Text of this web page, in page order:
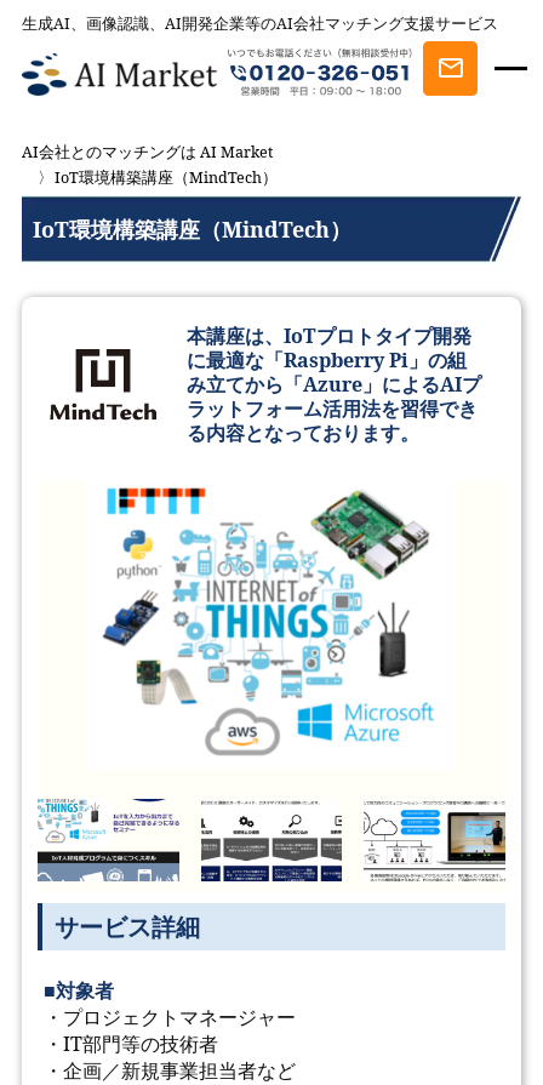
生成AI、画像認識、AI開発企業等のAI会社マッチング支援サービス
AI会社とのマッチングは AI Market
IoT環境構築講座（MindTech）
IoT環境構築講座（MindTech）
本講座は、IoTプロトタイプ開発
に最適な「Raspberry Pi」の組
み立てから「Azure」によるAIプ
ラットフォーム活用法を習得でき
る内容となっております。
サービス詳細
■対象者
・プロジェクトマネージャー
・IT部門等の技術者
・企画／新規事業担当者など